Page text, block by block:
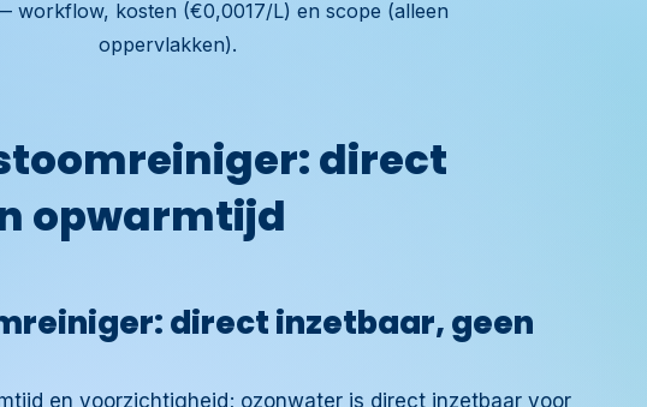
workflow, kosten (€0,0017/L) en scope (alleen
oppervlakken).
direct
opwarmtijd
direct inzetbaar, geen
en voorzichtigheid; ozonwater is direct inzetbaar voor